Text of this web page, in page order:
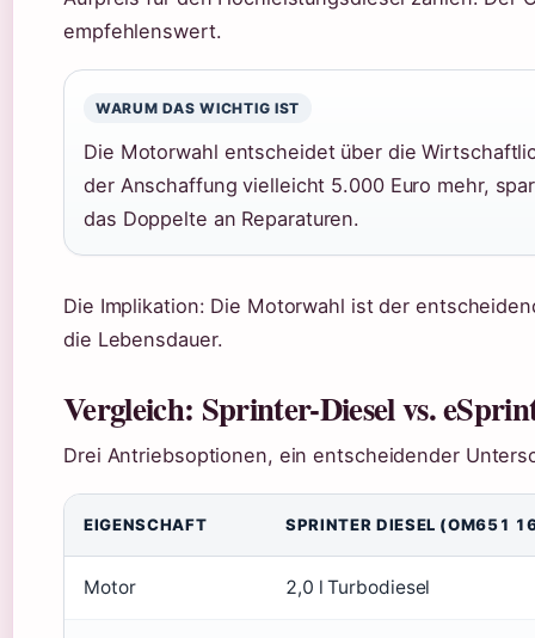
empfehlenswert.
WARUM DAS WICHTIG IST
Die Motorwahl entscheidet über die
der Anschaffung vielleicht 5.000 Euro mehr,
das Doppelte an Reparaturen.
Die Implikation: Die Motorwahl ist der
die Lebensdauer.
Vergleich: Sprinter-Diesel vs.
Drei Antriebsoptionen, ein entscheidender
EIGENSCHAFT SPRINTER DIESEL (OM651
Motor 2,0 l Turbodiesel